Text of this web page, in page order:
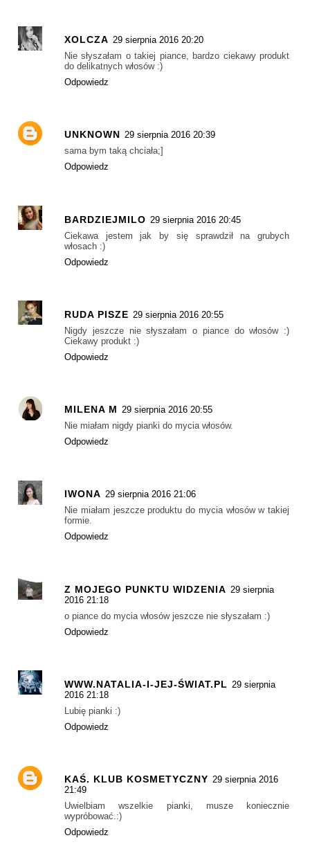
XOLCZA 29 sierpnia 2016 20:20
Nie słyszałam o takiej piance, bardzo ciekawy produkt
do delikatnych włosów :)
Odpowiedz
UNKNOWN 29 sierpnia 2016 20:39
sama bym taką chciała;]
Odpowiedz
BARDZIEJMILO 29 sierpnia 2016 20:45
Ciekawa jestem jak by się sprawdził na grubych
włosach :)
Odpowiedz
RUDA PISZE 29 sierpnia 2016 20:55
Nigdy jeszcze nie słyszałam o piance do włosów :)
Ciekawy produkt :)
Odpowiedz
MILENA M 29 sierpnia 2016 20:55
Nie miałam nigdy pianki do mycia włosów.
Odpowiedz
IWONA 29 sierpnia 2016 21:06
Nie miałam jeszcze produktu do mycia włosów w takiej
formie.
Odpowiedz
Z MOJEGO PUNKTU WIDZENIA 29 sierpnia
2016 21:18
o piance do mycia włosów jeszcze nie słyszałam :)
Odpowiedz
WWW.NATALIA-I-JEJ-ŚWIAT.PL 29 sierpnia
2016 21:18
Lubię pianki :)
Odpowiedz
KAŚ. KLUB KOSMETYCZNY 29 sierpnia 2016
21:49
Uwielbiam wszelkie pianki, musze koniecznie
wypróbować.:)
Odpowiedz